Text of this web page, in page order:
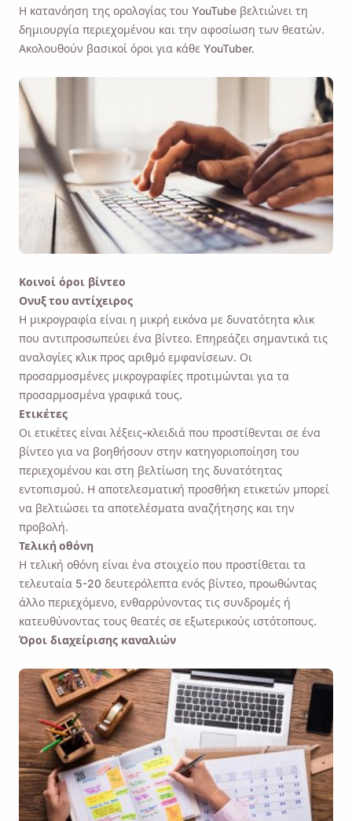
Η κατανόηση της ορολογίας του YouTube βελτιώνει τη
δημιουργία περιεχομένου και την αφοσίωση των θεατών.
Ακολουθούν βασικοί όροι για κάθε YouTuber.
Κοινοί όροι βίντεο
Ονυξ του αντίχειρος
Η μικρογραφία είναι η μικρή εικόνα με δυνατότητα κλικ
που αντιπροσωπεύει ένα βίντεο. Επηρεάζει σημαντικά τις
αναλογίες κλικ προς αριθμό εμφανίσεων. Οι
προσαρμοσμένες μικρογραφίες προτιμώνται για τα
προσαρμοσμένα γραφικά τους.
Ετικέτες
Οι ετικέτες είναι λέξεις-κλειδιά που προστίθενται σε ένα
βίντεο για να βοηθήσουν στην κατηγοριοποίηση του
περιεχομένου και στη βελτίωση της δυνατότητας
εντοπισμού. Η αποτελεσματική προσθήκη ετικετών μπορεί
να βελτιώσει τα αποτελέσματα αναζήτησης και την
προβολή.
Τελική οθόνη
Η τελική οθόνη είναι ένα στοιχείο που προστίθεται τα
τελευταία 5-20 δευτερόλεπτα ενός βίντεο, προωθώντας
άλλο περιεχόμενο, ενθαρρύνοντας τις συνδρομές ή
κατευθύνοντας τους θεατές σε εξωτερικούς ιστότοπους.
Όροι διαχείρισης καναλιών